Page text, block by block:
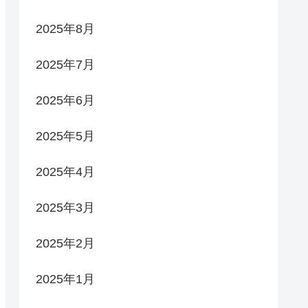
2025年8月
2025年7月
2025年6月
2025年5月
2025年4月
2025年3月
2025年2月
2025年1月